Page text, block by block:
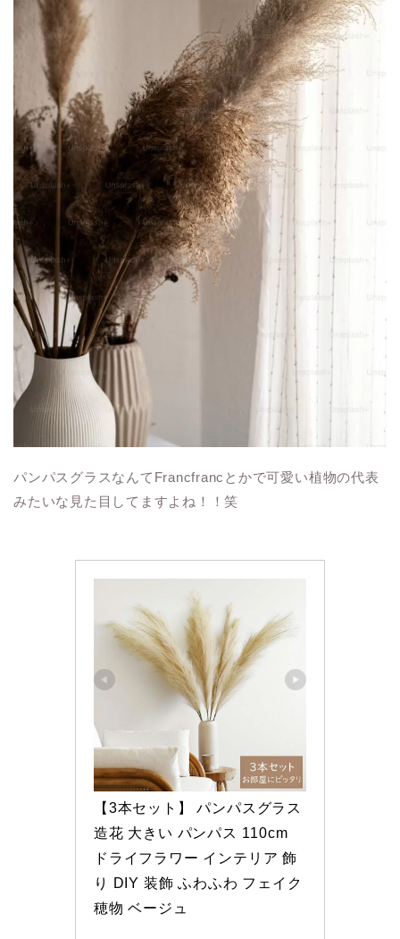
パンパスグラスなんてFrancfrancとかで可愛い植物の代表
みたいな見た目してますよね！！笑
【3本セット】 パンパスグラス
造花 大きい パンパス 110cm
ドライフラワー インテリア 飾
り DIY 装飾 ふわふわ フェイク
穂物 ベージュ